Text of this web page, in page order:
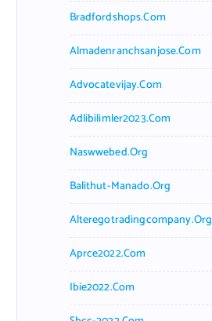
Bradfordshops.com
Almadenranchsanjose.com
Advocatevijay.com
Adlibilimler2023.com
Naswwebed.org
Balithut-Manado.org
Alteregotradingcompany.org
Aprce2022.com
Ibie2022.com